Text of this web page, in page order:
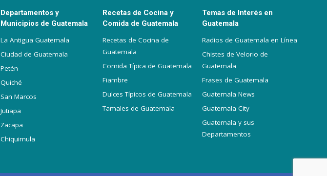
Departamentos y
Municipios de Guatemala
La Antigua Guatemala
Ciudad de Guatemala
Petén
Quiché
San Marcos
Jutiapa
Zacapa
Chiquimula
Recetas de Cocina y
Comida de Guatemala
Recetas de Cocina de
Guatemala
Comida Típica de Guatemala
Fiambre
Dulces Típicos de Guatemala
Tamales de Guatemala
Temas de Interés en
Guatemala
Radios de Guatemala en Línea
Chistes de Velorio de
Guatemala
Frases de Guatemala
Guatemala News
Guatemala City
Guatemala y sus
Departamentos